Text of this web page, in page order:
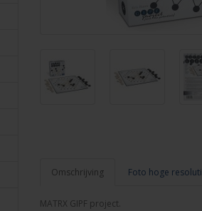
Omschrijving Foto hoge
MATRX GIPF project.